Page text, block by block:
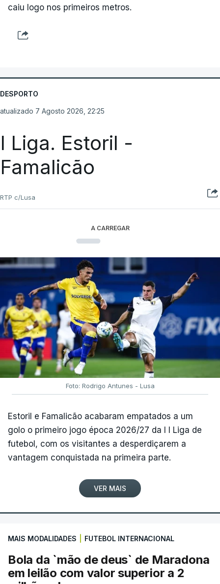
caiu logo nos primeiros metros.
DESPORTO
atualizado 7 Agosto 2026, 22:25
I Liga. Estoril -
Famalicão
RTP c/Lusa
A CARREGAR
Foto: Rodrigo Antunes - Lusa
Estoril e Famalicão acabaram empatados a um
golo o primeiro jogo época 2026/27 da I I Liga de
futebol, com os visitantes a desperdiçarem a
vantagem conquistada na primeira parte.
VER MAIS
MAIS MODALIDADES FUTEBOL INTERNACIONAL
Bola da `mão de deus` de Maradona
em leilão com valor superior a 2